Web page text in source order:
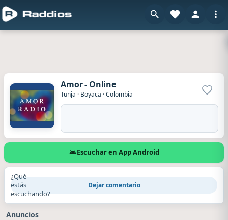
Amor - Online
Tunja · Boyaca ·Colombia
Escuchar en App Android
¿Qué
estás
escuchando?
Dejar comentario
Anuncios